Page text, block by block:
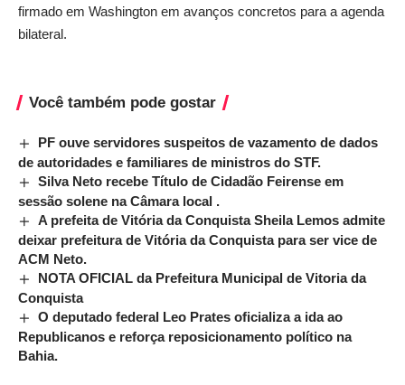
firmado em Washington em avanços concretos para a agenda
bilateral.
Você também pode gostar
PF ouve servidores suspeitos de vazamento de dados
de autoridades e familiares de ministros do STF.
Silva Neto recebe Título de Cidadão Feirense em
sessão solene na Câmara local .
A prefeita de Vitória da Conquista Sheila Lemos admite
deixar prefeitura de Vitória da Conquista para ser vice de
ACM Neto.
NOTA OFICIAL da Prefeitura Municipal de Vitoria da
Conquista
O deputado federal Leo Prates oficializa a ida ao
Republicanos e reforça reposicionamento político na
Bahia.